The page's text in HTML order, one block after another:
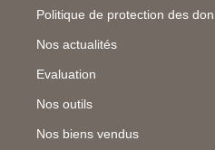
Politique de protection des
Nos actualités
Evaluation
Nos outils
Nos biens vendus